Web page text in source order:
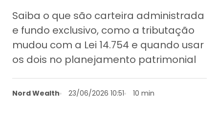
Saiba o que são carteira administrada
e fundo exclusivo, como a tributação
mudou com a Lei 14.754 e quando usar
os dois no planejamento patrimonial
Nord Wealth 23/06/2026 10:51 10 min